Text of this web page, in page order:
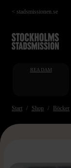
Hoppa
till
< stadsmissionen.se
REA DAM
Start Shop Böcker
>